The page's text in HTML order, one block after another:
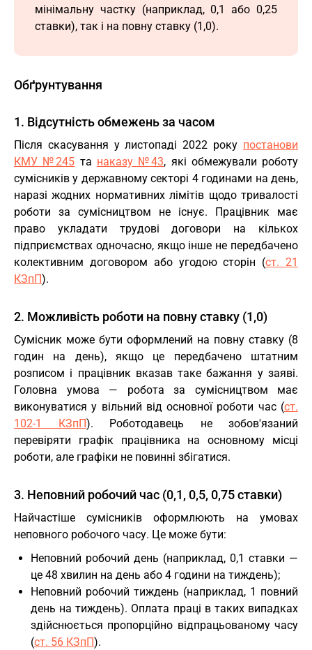
мінімальну частку (наприклад, 0,1 або 0,25
ставки), так і на повну ставку (1,0).
Обґрунтування
1. Відсутність обмежень за часом
Після скасування у листопаді 2022 року постанови
КМУ №245 та наказу №43, які обмежували роботу
сумісників у державному секторі 4 годинами на день,
наразі жодних нормативних лімітів щодо тривалості
роботи за сумісництвом не існує. Працівник має
право укладати трудові договори на кількох
підприємствах одночасно, якщо інше не передбачено
колективним договором або угодою сторін (ст. 21
КЗпП).
2. Можливість роботи на повну ставку (1,0)
Сумісник може бути оформлений на повну ставку (8
годин на день), якщо це передбачено штатним
розписом і працівник вказав таке бажання у заяві.
Головна умова — робота за сумісництвом має
виконуватися у вільний від основної роботи час (ст.
102-1 КЗпП). Роботодавець не зобов'язаний
перевіряти графік працівника на основному місці
роботи, але графіки не повинні збігатися.
3. Неповний робочий час (0,1, 0,5, 0,75 ставки)
Найчастіше сумісників оформлюють на умовах
неповного робочого часу. Це може бути:
Неповний робочий день (наприклад, 0,1 ставки —
це 48 хвилин на день або 4 години на тиждень);
Неповний робочий тиждень (наприклад, 1 повний
день на тиждень). Оплата праці в таких випадках
здійснюється пропорційно відпрацьованому часу
(ст. 56 КЗпП).